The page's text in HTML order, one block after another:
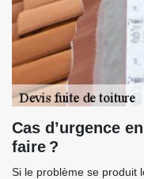
Cas d’urgence
faire ?
Si le problème se produit